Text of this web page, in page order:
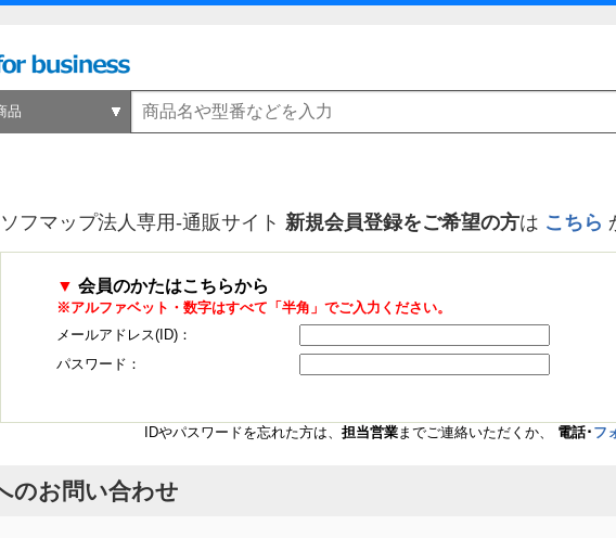
品
ソフマップ法人専用-通販サイト 新規会員登録をご希望の方は こちら
▼ 会員のかたはこちらから
※アルファベット・数字はすべて「半角」でご入力ください。
メールアドレス(ID)：
パスワード：
IDやパスワードを忘れた方は、 担当営業までご連絡いただくか、 電話･ フ
のお問い合わせ